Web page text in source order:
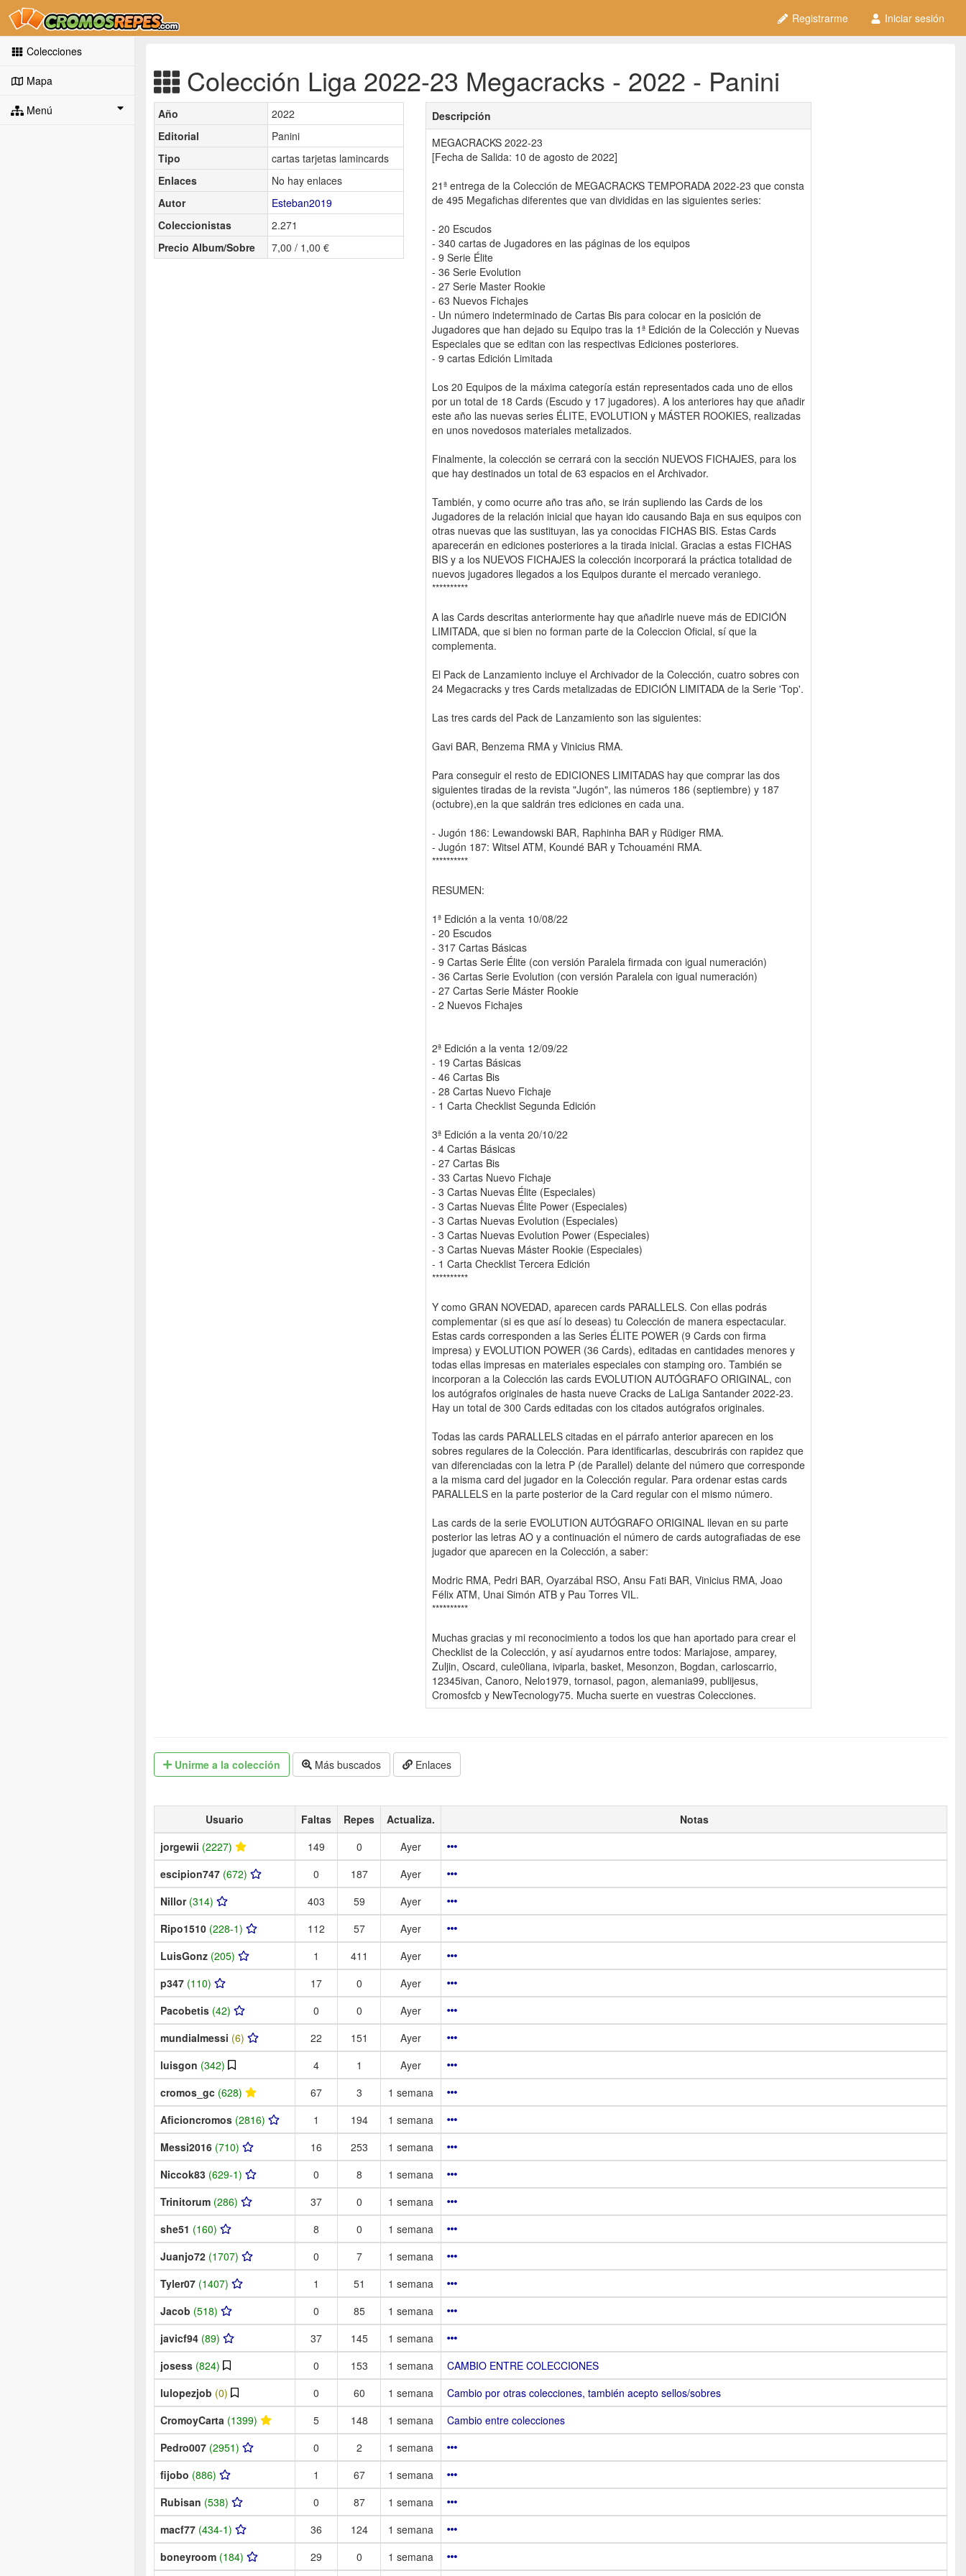
Registrarme Iniciar sesión
Colecciones
Mapa
Menú
Colección Liga 2022-23 Megacracks - 2022 - Panini
Año
2022
Editorial
Panini
Tipo
cartas tarjetas lamincards
Enlaces
No hay enlaces
Autor
Esteban2019
Coleccionistas
2.271
Precio Album/Sobre
7,00 / 1,00 €
Descripción
MEGACRACKS 2022-23
[Fecha de Salida: 10 de agosto de 2022]
21ª entrega de la Colección de MEGACRACKS TEMPORADA 2022-23 que consta
de 495 Megafichas diferentes que van divididas en las siguientes series:
- 20 Escudos
- 340 cartas de Jugadores en las páginas de los equipos
- 9 Serie Élite
- 36 Serie Evolution
- 27 Serie Master Rookie
- 63 Nuevos Fichajes
- Un número indeterminado de Cartas Bis para colocar en la posición de
Jugadores que han dejado su Equipo tras la 1ª Edición de la Colección y Nuevas
Especiales que se editan con las respectivas Ediciones posteriores.
- 9 cartas Edición Limitada
Los 20 Equipos de la máxima categoría están representados cada uno de ellos
por un total de 18 Cards (Escudo y 17 jugadores). A los anteriores hay que añadir
este año las nuevas series ÉLITE, EVOLUTION y MÁSTER ROOKIES, realizadas
en unos novedosos materiales metalizados.
Finalmente, la colección se cerrará con la sección NUEVOS FICHAJES, para los
que hay destinados un total de 63 espacios en el Archivador.
También, y como ocurre año tras año, se irán supliendo las Cards de los
Jugadores de la relación inicial que hayan ido causando Baja en sus equipos con
otras nuevas que las sustituyan, las ya conocidas FICHAS BIS. Estas Cards
aparecerán en ediciones posteriores a la tirada inicial. Gracias a estas FICHAS
BIS y a los NUEVOS FICHAJES la colección incorporará la práctica totalidad de
nuevos jugadores llegados a los Equipos durante el mercado veraniego.
**********
A las Cards descritas anteriormente hay que añadirle nueve más de EDICIÓN
LIMITADA, que si bien no forman parte de la Coleccion Oficial, sí que la
complementa.
El Pack de Lanzamiento incluye el Archivador de la Colección, cuatro sobres con
24 Megacracks y tres Cards metalizadas de EDICIÓN LIMITADA de la Serie 'Top'.
Las tres cards del Pack de Lanzamiento son las siguientes:
Gavi BAR, Benzema RMA y Vinicius RMA.
Para conseguir el resto de EDICIONES LIMITADAS hay que comprar las dos
siguientes tiradas de la revista "Jugón", las números 186 (septiembre) y 187
(octubre),en la que saldrán tres ediciones en cada una.
- Jugón 186: Lewandowski BAR, Raphinha BAR y Rüdiger RMA.
- Jugón 187: Witsel ATM, Koundé BAR y Tchouaméni RMA.
**********
RESUMEN:
1ª Edición a la venta 10/08/22
- 20 Escudos
- 317 Cartas Básicas
- 9 Cartas Serie Élite (con versión Paralela firmada con igual numeración)
- 36 Cartas Serie Evolution (con versión Paralela con igual numeración)
- 27 Cartas Serie Máster Rookie
- 2 Nuevos Fichajes
2ª Edición a la venta 12/09/22
- 19 Cartas Básicas
- 46 Cartas Bis
- 28 Cartas Nuevo Fichaje
- 1 Carta Checklist Segunda Edición
3ª Edición a la venta 20/10/22
- 4 Cartas Básicas
- 27 Cartas Bis
- 33 Cartas Nuevo Fichaje
- 3 Cartas Nuevas Élite (Especiales)
- 3 Cartas Nuevas Élite Power (Especiales)
- 3 Cartas Nuevas Evolution (Especiales)
- 3 Cartas Nuevas Evolution Power (Especiales)
- 3 Cartas Nuevas Máster Rookie (Especiales)
- 1 Carta Checklist Tercera Edición
**********
Y como GRAN NOVEDAD, aparecen cards PARALLELS. Con ellas podrás
complementar (si es que así lo deseas) tu Colección de manera espectacular.
Estas cards corresponden a las Series ÉLITE POWER (9 Cards con firma
impresa) y EVOLUTION POWER (36 Cards), editadas en cantidades menores y
todas ellas impresas en materiales especiales con stamping oro. También se
incorporan a la Colección las cards EVOLUTION AUTÓGRAFO ORIGINAL, con
los autógrafos originales de hasta nueve Cracks de LaLiga Santander 2022-23.
Hay un total de 300 Cards editadas con los citados autógrafos originales.
Todas las cards PARALLELS citadas en el párrafo anterior aparecen en los
sobres regulares de la Colección. Para identificarlas, descubrirás con rapidez que
van diferenciadas con la letra P (de Parallel) delante del número que corresponde
a la misma card del jugador en la Colección regular. Para ordenar estas cards
PARALLELS en la parte posterior de la Card regular con el mismo número.
Las cards de la serie EVOLUTION AUTÓGRAFO ORIGINAL llevan en su parte
posterior las letras AO y a continuación el número de cards autografiadas de ese
jugador que aparecen en la Colección, a saber:
Modric RMA, Pedri BAR, Oyarzábal RSO, Ansu Fati BAR, Vinicius RMA, Joao
Félix ATM, Unai Simón ATB y Pau Torres VIL.
**********
Muchas gracias y mi reconocimiento a todos los que han aportado para crear el
Checklist de la Colección, y así ayudarnos entre todos: Mariajose, amparey,
Zuljin, Oscard, cule0liana, iviparla, basket, Mesonzon, Bogdan, carloscarrio,
12345ivan, Canoro, Nelo1979, tornasol, pagon, alemania99, publijesus,
Cromosfcb y NewTecnology75. Mucha suerte en vuestras Colecciones.
Unirme a la colección Más buscados Enlaces
Usuario Faltas Repes Actualiza.
Notas
jorgewii (2227) 149 0
Ayer
escipion747 (672) 0 187
Ayer
Nillor (314) 403 59
Ayer
Ripo1510 (228-1) 112 57
Ayer
LuisGonz (205) 1 411
Ayer
p347 (110) 17 0
Ayer
Pacobetis (42) 0 0
Ayer
mundialmessi (6) 22 151
Ayer
luisgon (342) 4 1
Ayer
cromos_gc (628) 67 3
1 semana
Aficioncromos (2816) 1 194
1 semana
Messi2016 (710) 16 253
1 semana
Niccok83 (629-1) 0 8
1 semana
Trinitorum (286) 37 0
1 semana
she51 (160) 8 0
1 semana
Juanjo72 (1707) 0 7
1 semana
Tyler07 (1407) 1 51
1 semana
Jacob (518) 0 85
1 semana
javicf94 (89) 37 145
1 semana
josess (824) 0 153 1 semana
CAMBIO ENTRE COLECCIONES
lulopezjob (0) 0 60 1 semana
Cambio por otras colecciones, también acepto sellos/sobres
CromoyCarta (1399) 5 148 1 semana
Cambio entre colecciones
Pedro007 (2951) 0 2
1 semana
fijobo (886) 1 67
1 semana
Rubisan (538) 0 87
1 semana
macf77 (434-1) 36 124
1 semana
boneyroom (184) 29 0 1 semana